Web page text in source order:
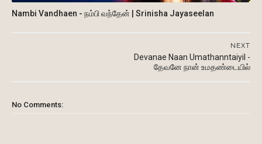
Nambi Vandhaen - நம்பி வந்தேன் | Srinisha Jayaseelan
NEXT
Devanae Naan Umathanntaiyil -
தேவனே நான் உமதண்டையில்
No Comments: